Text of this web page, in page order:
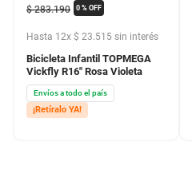
$ 283.190 0 % OFF
Hasta 12x $ 23.515 sin interés
Bicicleta Infantil TOPMEGA
Vickfly R16" Rosa Violeta
Envíos a todo el país
¡Retíralo YA!